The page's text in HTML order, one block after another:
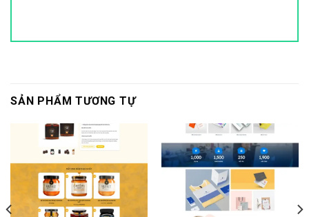
SẢN PHẨM TƯƠNG TỰ